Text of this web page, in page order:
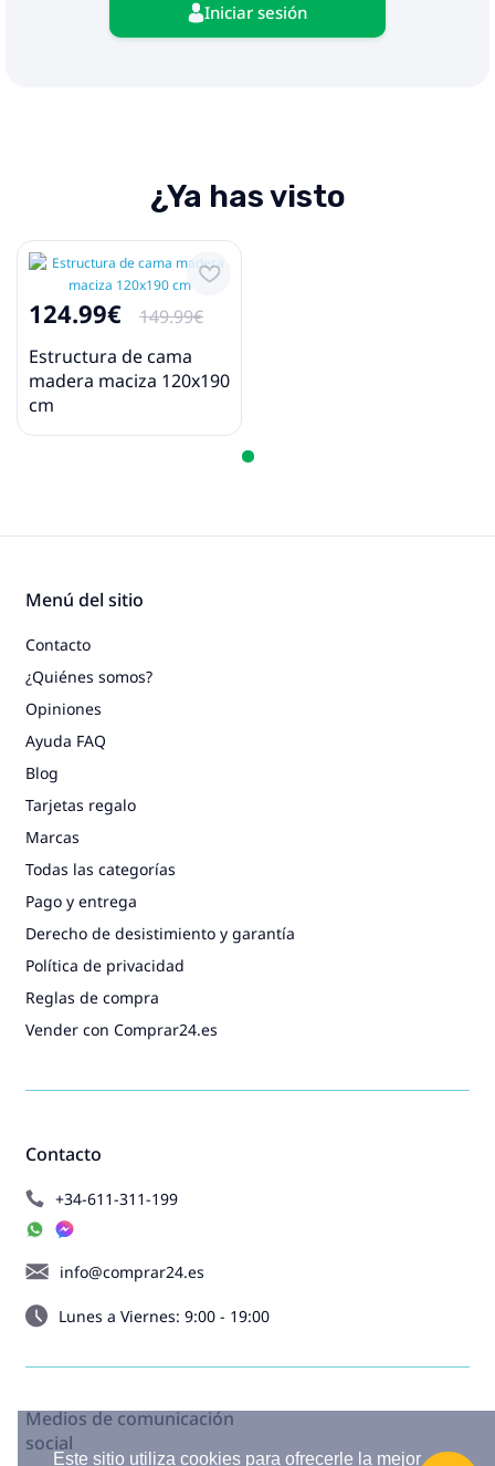
Este sitio utiliza cookies para ofrecerle la mejor
Iniciar sesión
¿Ya has visto
124.99€
149.99€
Estructura de cama
madera maciza 120x190
cm
Contacto
+34-611-311-199
info@comprar24.es
Lunes a Viernes: 9:00 - 19:00
Menú del sitio
Contacto
¿Quiénes somos?
Opiniones
Ayuda FAQ
Blog
Tarjetas regalo
Marcas
Todas las categorías
Pago y entrega
Derecho de desistimiento y garantía
Política de privacidad
Reglas de compra
Vender con Comprar24.es
Medios de comunicación
social